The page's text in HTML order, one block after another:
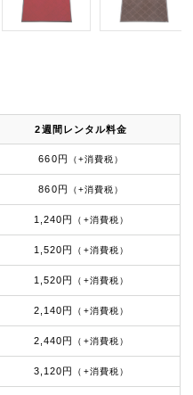
2週間レンタル料金
660円 （+消費税）
860円 （+消費税）
1,240円 （+消費税）
1,520円 （+消費税）
1,520円 （+消費税）
2,140円 （+消費税）
2,440円 （+消費税）
3,120円 （+消費税）